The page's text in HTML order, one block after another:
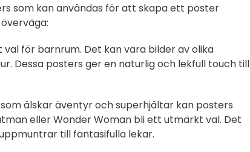
som kan användas för att skapa ett poster
för barnrum. Det kan vara bilder av olika
Dessa posters ger en naturlig och lekfull touch till
älskar äventyr och superhjältar kan posters
eller Wonder Woman bli ett utmärkt val. Det
till fantasifulla lekar.